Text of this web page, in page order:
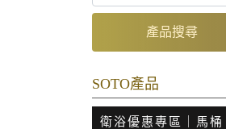
產品搜尋
SOTO產品
衛浴優惠專區｜馬